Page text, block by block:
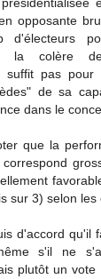
opposante
d'électeurs
la colère
suffit pas
de sa
dans le
que la
sur 3) selon les
d'accord qu'il
s'il ne
plutôt un